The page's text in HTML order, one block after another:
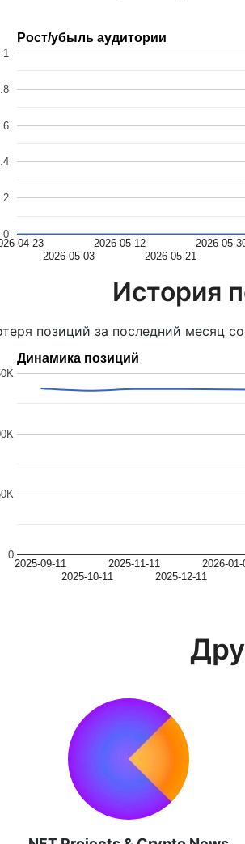
Рост/убыль аудитории
04-23
2026-05-03
2026-05-12
2026-05-21
2026-05-
0
1
История
позиций за последний месяц
Динамика позиций
2025-09-11
2025-10-11
2025-11-11
2025-12-11
2026-01-
0